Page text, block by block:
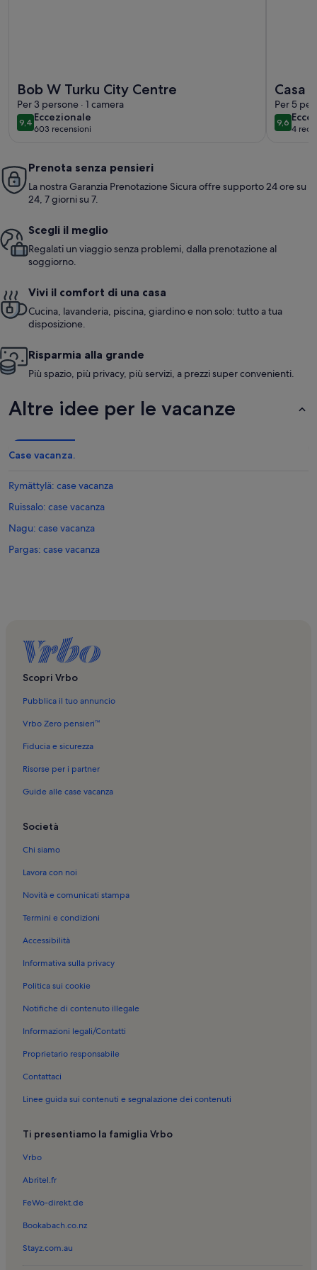
Bob W Turku City Centre
Per 3 persone · 1 camera
9,49,4 su 10
Eccezionale
eccezionale
603 recensioni
(603
Casa
Per 5
9,69,6 su 10
4
(4
Prenota senza pensieri
La nostra Garanzia Prenotazione Sicura offre supporto 24 ore su
24, 7 giorni su 7.
Scegli il meglio
Regalati un viaggio senza problemi, dalla prenotazione al
soggiorno.
Vivi il comfort di una casa
Cucina, lavanderia, piscina, giardino e non solo: tutto a tua
disposizione.
Risparmia alla grande
Più spazio, più privacy, più servizi, a prezzi super convenienti.
Altre idee per le vacanze
Case vacanza.
Rymättylä: case vacanza
Ruissalo: case vacanza
Nagu: case vacanza
Pargas: case vacanza
Scopri Vrbo
Pubblica il tuo annuncio
Vrbo Zero pensieri™
Fiducia e sicurezza
Risorse per i partner
Guide alle case vacanza
Società
Chi siamo
Lavora con noi
Novità e comunicati stampa
Termini e condizioni
Accessibilità
Informativa sulla privacy
Politica sui cookie
Notifiche di contenuto illegale
Informazioni legali/Contatti
Proprietario responsabile
Contattaci
Linee guida sui contenuti e segnalazione dei contenuti
Ti presentiamo la famiglia Vrbo
Vrbo
Abritel.fr
FeWo-direkt.de
Bookabach.co.nz
Stayz.com.au